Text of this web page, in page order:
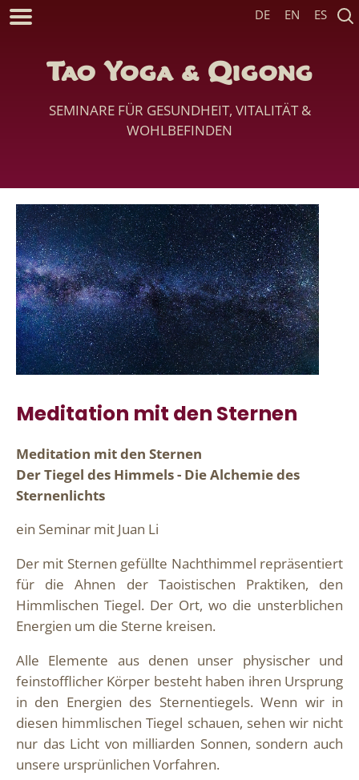
Tao Yoga & Qigong
SEMINARE FÜR GESUNDHEIT, VITALITÄT &
WOHLBEFINDEN
DE EN ES
Meditation mit den Sternen
Meditation mit den Sternen
Der Tiegel des Himmels - Die Alchemie des
Sternenlichts
ein Seminar mit Juan Li
Der mit Sternen gefüllte Nachthimmel repräsentiert
für die Ahnen der Taoistischen Praktiken, den
Himmlischen Tiegel. Der Ort, wo die unsterblichen
Energien um die Sterne kreisen.
Alle Elemente aus denen unser physischer und
feinstofflicher Körper besteht haben ihren Ursprung
in den Energien des Sternentiegels. Wenn wir in
diesen himmlischen Tiegel schauen, sehen wir nicht
nur das Licht von milliarden Sonnen, sondern auch
unsere ursprünlichen Vorfahren.